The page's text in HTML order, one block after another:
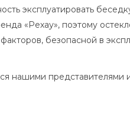
эксплуатировать
«Рехау», поэтому
безопасной в
нашими